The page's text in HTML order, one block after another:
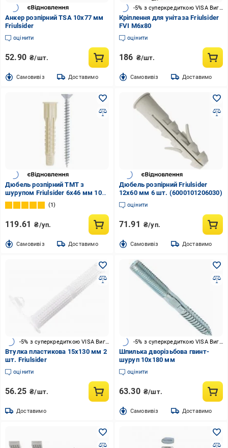
Анкер розпірний TSA 10x77 мм
Friulsider
оцінити
52.90 ₴/шт.
Cамовивіз Доставимо
Кріплення для унітаза Friulsider
FVI М6х80
оцінити
186 ₴/шт.
Cамовивіз Доставимо
Дюбель розпірний TMT з
шурупом Friulsider 6x46 мм 10
шт. (2382)
1
119.61 ₴/уп.
Cамовивіз Доставимо
Дюбель розпірний Friulsider
12x60 мм 6 шт. (6000101206030)
оцінити
71.91 ₴/уп.
Cамовивіз Доставимо
-5% з суперкредиткою VISA Вигода
Втулка пластикова 15х130 мм 2
шт. Friulsider
оцінити
56.25 ₴/шт.
Доставимо
Шпилька дворізьбова гвинт-
шуруп 10x180 мм
оцінити
63.30 ₴/шт.
Cамовивіз Доставимо